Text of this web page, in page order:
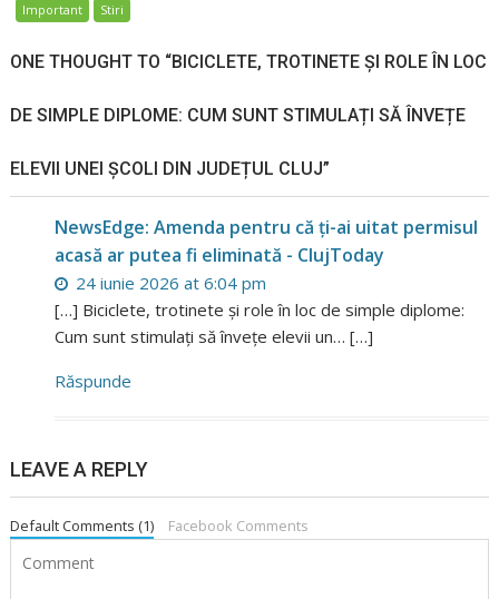
Important Stiri
ONE THOUGHT TO “BICICLETE, TROTINETE ȘI ROLE ÎN LOC
DE SIMPLE DIPLOME: CUM SUNT STIMULAȚI SĂ ÎNVEȚE
ELEVII UNEI ȘCOLI DIN JUDEȚUL CLUJ”
NewsEdge: Amenda pentru că ți-ai uitat permisul
acasă ar putea fi eliminată - ClujToday
24 iunie 2026 at 6:04 pm
[…] Biciclete, trotinete și role în loc de simple diplome:
Cum sunt stimulați să învețe elevii un… […]
Răspunde
LEAVE A REPLY
Default Comments (1) Facebook Comments